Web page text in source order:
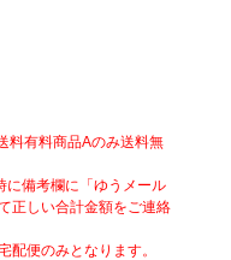
料有料商品Aのみ送料無
に備考欄に「ゆうメール
正しい合計金額をご連絡
配便のみとなります。